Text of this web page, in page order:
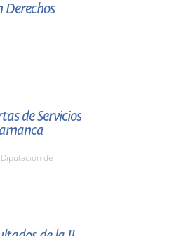
Derechos
de Servicios
de